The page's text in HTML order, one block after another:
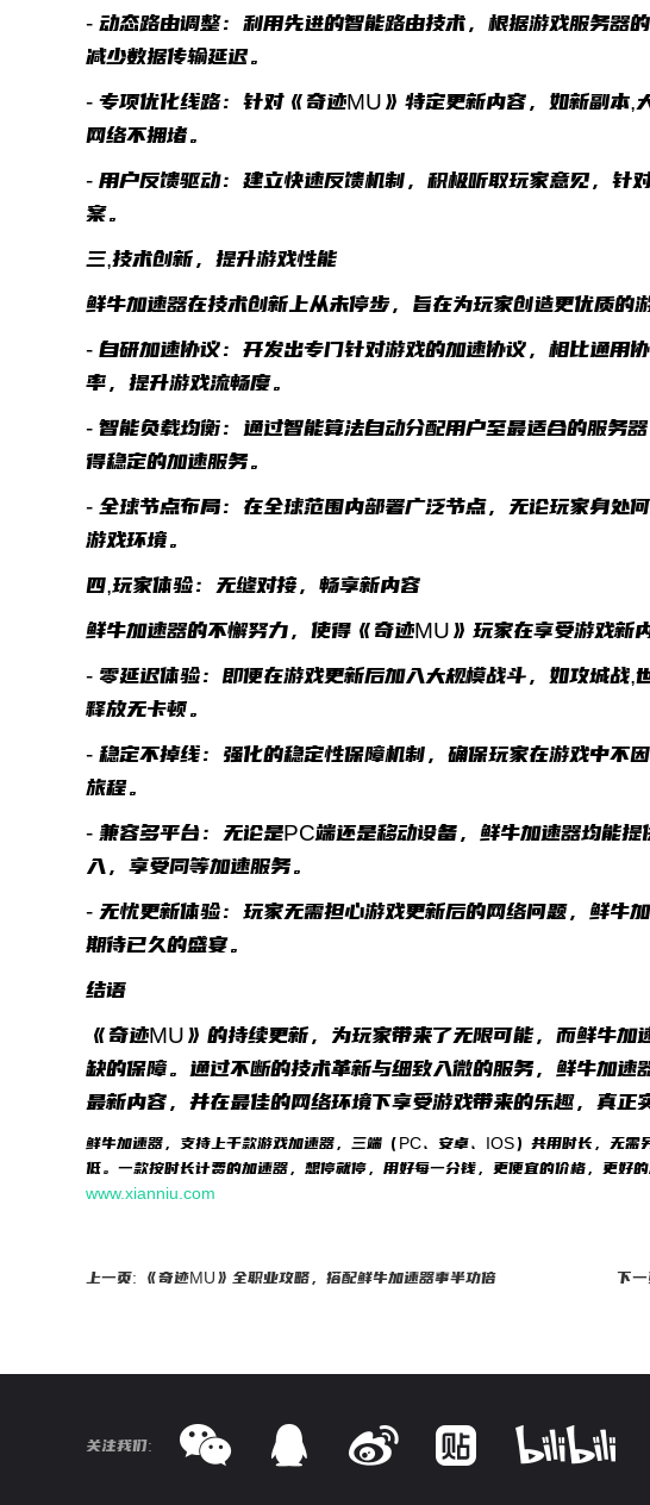
- 动态路由调整：利用先进的智能路由技术，根据游戏服务器
减少数据传输延迟。
- 专项优化线路：针对《奇迹MU》特定更新内容，如新副本,
网络不拥堵。
- 用户反馈驱动：建立快速反馈机制，积极听取玩家意见，针
案。
三,技术创新，提升游戏性能
鲜牛加速器在技术创新上从未停步，旨在为玩家创造更优质的
- 自研加速协议：开发出专门针对游戏的加速协议，相比通用
率，提升游戏流畅度。
- 智能负载均衡：通过智能算法自动分配用户至最适合的服务
得稳定的加速服务。
- 全球节点布局：在全球范围内部署广泛节点，无论玩家身处
游戏环境。
四,玩家体验：无缝对接，畅享新内容
鲜牛加速器的不懈努力，使得《奇迹MU》玩家在享受游戏新
- 零延迟体验：即便在游戏更新后加入大规模战斗，如攻城战
释放无卡顿。
- 稳定不掉线：强化的稳定性保障机制，确保玩家在游戏中不
旅程。
- 兼容多平台：无论是PC端还是移动设备，鲜牛加速器均能
入，享受同等加速服务。
- 无忧更新体验：玩家无需担心游戏更新后的网络问题，鲜牛
期待已久的盛宴。
结语
《奇迹MU》的持续更新，为玩家带来了无限可能，而鲜牛加
缺的保障。通过不断的技术革新与细致入微的服务，鲜牛加速
最新内容，并在最佳的网络环境下享受游戏带来的乐趣，真正
鲜牛加速器，支持上千款游戏加速器，三端（PC、安卓、IOS）共用时长，无
低。一款按时长计费的加速器，想停就停，用好每一分钱，更便宜的价格，更好
www.xianniu.com
上一页: 《奇迹MU》全职业攻略，搭配鲜牛加速器事半功倍
关注我们: